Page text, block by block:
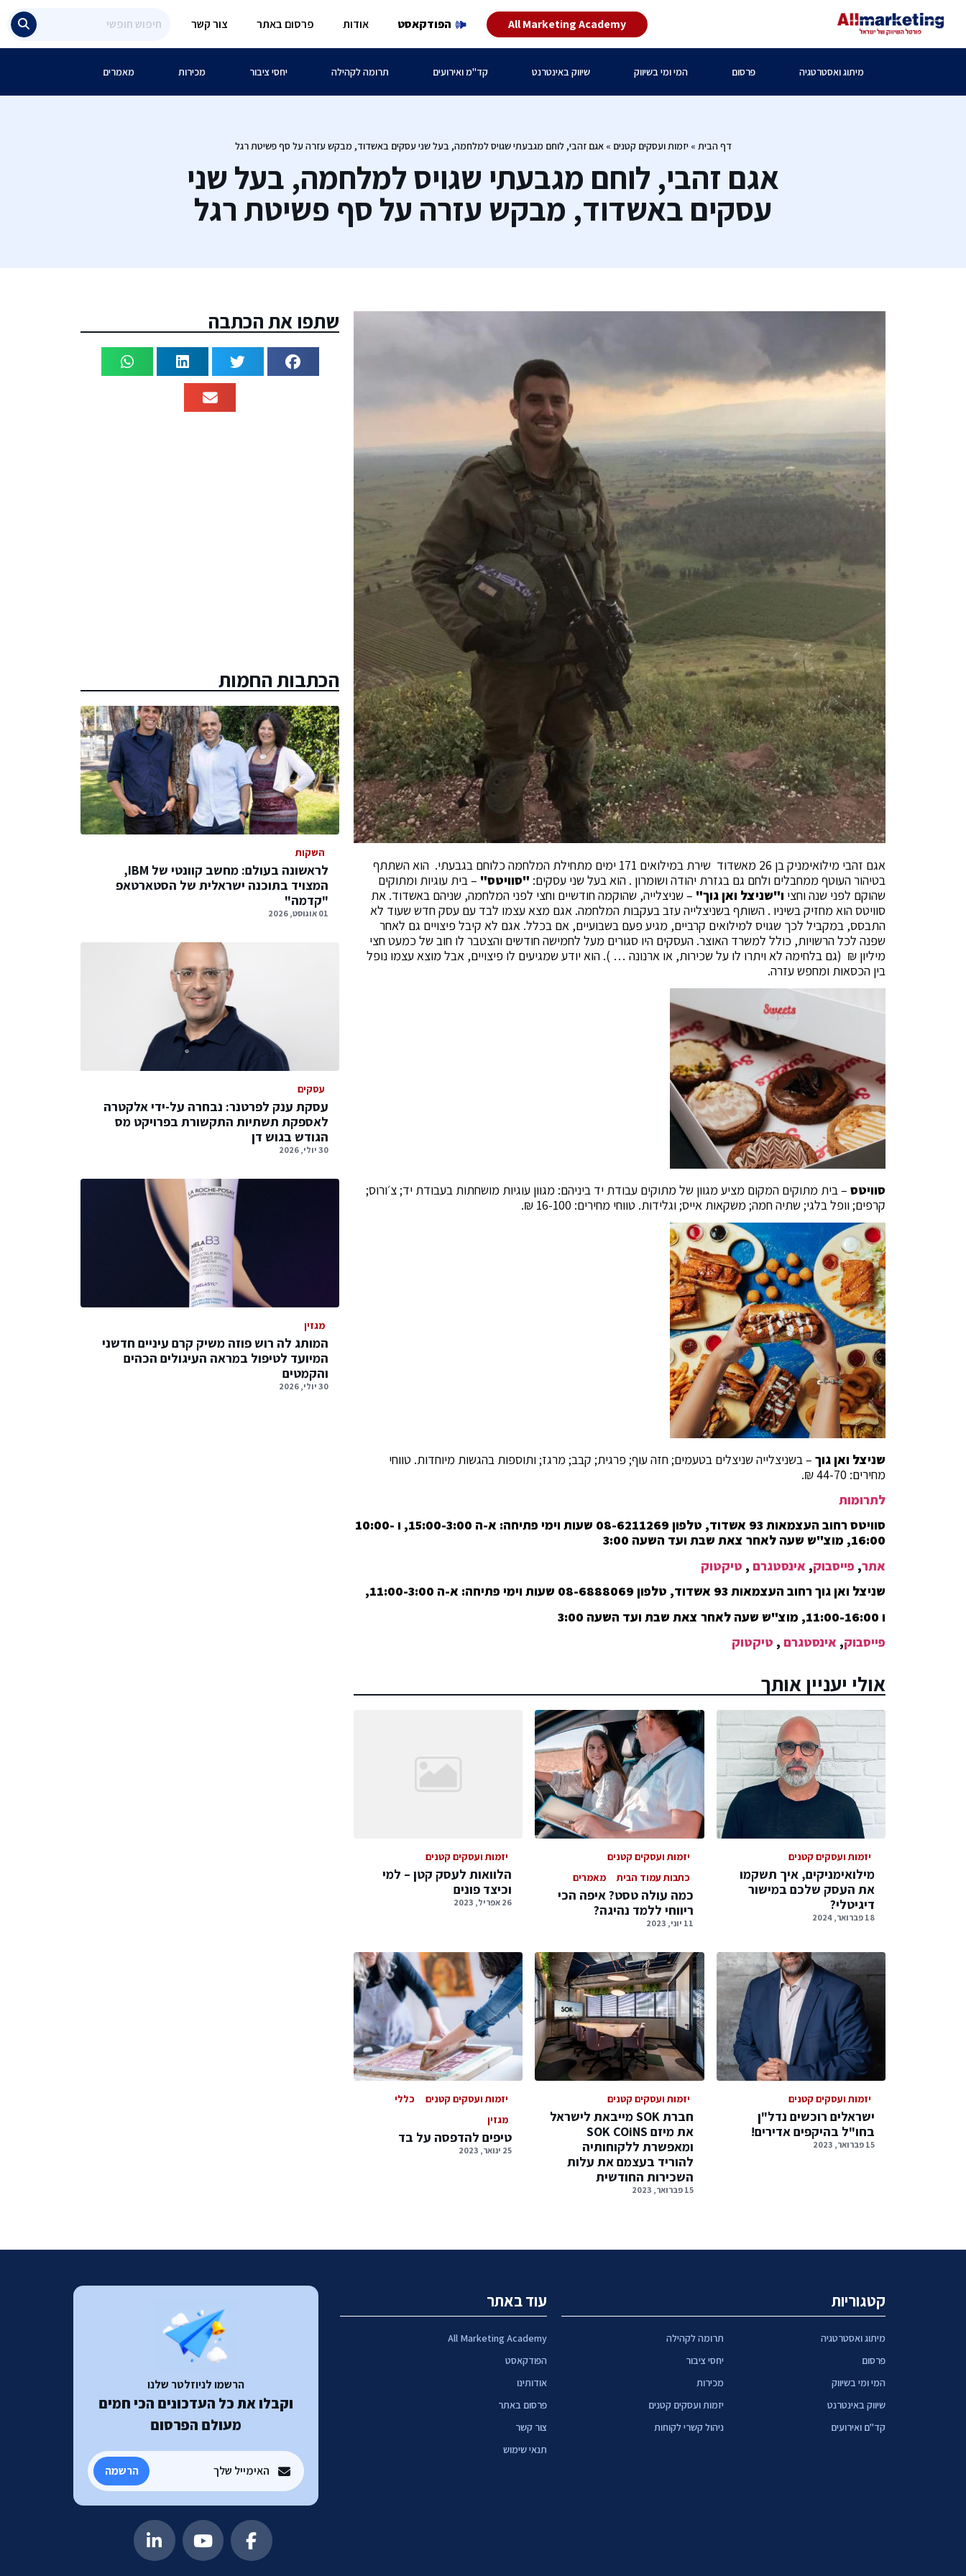
All Marketing Academy הפודקאסט אודות פרסום באתר צור קשר
מיתוג ואסטרטגיה פרסום המי ומי בשיווק שיווק באינטרנט קד"מ ואירועים תרומה לקהילה יחסי ציבור מכירות מאמרים
דף הבית »יזמות ועסקים קטנים »אגם זהבי, לוחם מגבעתי שגויס למלחמה, בעל שני עסקים באשדוד, מבקש עזרה על סף פשיטת רגל
אגם זהבי, לוחם מגבעתי שגויס למלחמה, בעל שני
עסקים באשדוד, מבקש עזרה על סף פשיטת רגל
אגם זהבי מילואימניק בן 26 מאשדוד שירת במילואים 171 ימים מתחילת המלחמה כלוחם בגבעתי. הוא השתתף
בטיהור העוטף ממחבלים ולחם גם בגזרת יהודה ושומרון . הוא בעל שני עסקים: "סוויטס" – בית עוגיות ומתוקים
שהוקם לפני שנה וחצי ו"שניצל ואן גוך" – שניצלייה, שהוקמה חודשיים וחצי לפני המלחמה, שניהם באשדוד. את
סוויטס הוא מחזיק בשיניו . השותף בשניצלייה עזב בעקבות המלחמה. אגם מצא עצמו לבד עם עסק חדש שעוד לא
התבסס, במקביל לכך שגויס למילואים קרביים, מגיע פעם בשבועיים, אם בכלל. אגם לא קיבל פיצויים גם לאחר
שפנה לכל הרשויות, כולל למשרד האוצר. העסקים היו סגורים מעל לחמישה חודשים והצטבר לו חוב של כמעט חצי
מיליון ₪ (גם בלחימה לא ויתרו לו על שכירות, או ארנונה … ). הוא יודע שמגיעים לו פיצויים, אבל מוצא עצמו נופל
בין הכסאות ומחפש עזרה.
סוויטס – בית מתוקים המקום מציע מגוון של מתוקים עבודת יד ביניהם: מגוון עוגיות מושחתות בעבודת יד; צ׳ורוס;
קרפים; וופל בלגי; שתיה חמה; משקאות אייס; וגלידות. טווחי מחירים: 16-100 ₪.
שניצל ואן גוך – בשניצלייה שניצלים בטעמים; חזה עוף; פרגית; קבב; מרגז; ותוספות בהגשות מיוחדות. טווחי
מחירים: 44-70 ₪.
לתרומות
סוויטס רחוב העצמאות 93 אשדוד, טלפון 08-6211269 שעות וימי פתיחה: א-ה 15:00-3:00, ו 10:00-
16:00, מוצ"ש שעה לאחר צאת שבת ועד השעה 3:00
אתר, פייסבוק, אינסטגרם , טיקטוק
שניצל ואן גוך רחוב העצמאות 93 אשדוד, טלפון 08-6888069 שעות וימי פתיחה: א-ה 11:00-3:00,
ו 11:00-16:00, מוצ"ש שעה לאחר צאת שבת ועד השעה 3:00
פייסבוק, אינסטגרם , טיקטוק
אולי יעניין אותך
יזמות ועסקים קטנים
מילואימניקים, איך תשקמו
את העסק שלכם במישור
דיגיטלי?
18 פברואר, 2024
יזמות ועסקים קטנים
כתבות עמוד הבית
מאמרים
כמה עולה טסט? איפה הכי
ריווחי ללמד נהיגה?
11 יוני, 2023
יזמות ועסקים קטנים
הלוואות לעסק קטן – למי
וכיצד פונים
26 אפריל, 2023
יזמות ועסקים קטנים
ישראלים רוכשים נדל"ן
בחו"ל בהיקפים אדירים!
15 פברואר, 2023
יזמות ועסקים קטנים
חברת SOK מייבאת לישראל
את מיזם SOK COiNS
ומאפשרת ללקוחותיה
להוריד בעצמם את עלות
השכירות החודשית
15 פברואר, 2023
יזמות ועסקים קטנים
כללי
מגזין
טיפים להדפסה על בד
25 ינואר, 2023
שתפו את הכתבה
הכתבות החמות
השקות
לראשונה בעולם: מחשב קוונטי של IBM,
המצויד בתוכנה ישראלית של הסטארטאפ
"קדמה"
01 אוגוסט, 2026
עסקים
עסקת ענק לפרטנר: נבחרה על-ידי אלקטרה
לאספקת תשתיות התקשורת בפרויקט מס
הגודש בגוש דן
30 יולי, 2026
מגזין
המותג לה רוש פוזה משיק קרם עיניים חדשני
המיועד לטיפול במראה העיגולים הכהים
והקמטים
30 יולי, 2026
קטגוריות
מיתוג ואסטרטגיה
פרסום
המי ומי בשיווק
שיווק באינטרנט
קד"ם ואירועים
תרומה לקהילה
יחסי ציבור
מכירות
יזמות ועסקים קטנים
ניהול קשרי לקוחות
עוד באתר
All Marketing Academy
הפודקאסט
אודותינו
פרסום באתר
צור קשר
תנאי שימוש
הרשמו לניוזלטר שלנו
וקבלו את כל העדכונים הכי חמים
מעולם הפרסום
הרשמה